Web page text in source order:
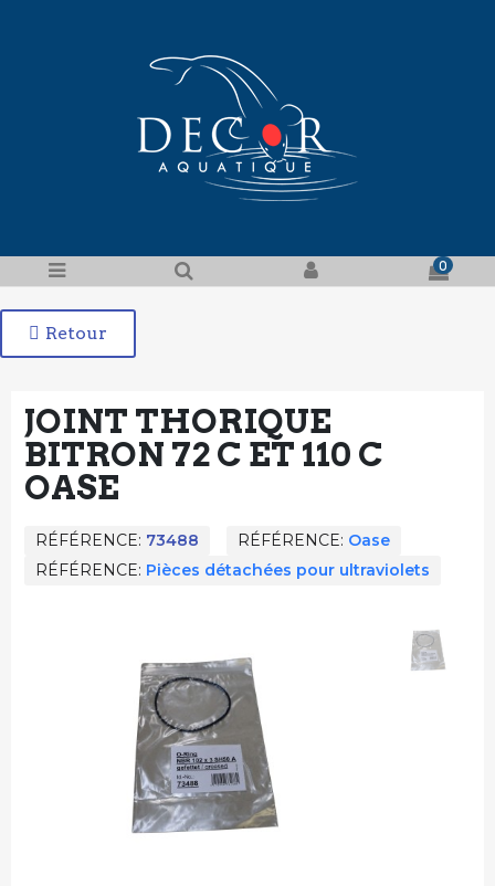
0
Retour
JOINT THORIQUE
BITRON 72 C ET 110 C
OASE
RÉFÉRENCE 73488 RÉFÉRENCE Oase
RÉFÉRENCE Pièces détachées pour ultraviolets